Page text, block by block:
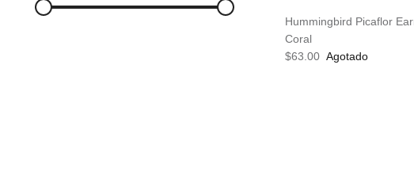
Hummingbird Picaflor
Coral
$63.00 Agotado